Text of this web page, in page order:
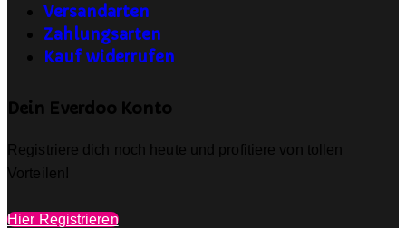
Versandarten
Zahlungsarten
Kauf widerrufen
Dein Everdoo Konto
Registriere dich noch heute und profitiere von tollen
Vorteilen!
Hier Registrieren